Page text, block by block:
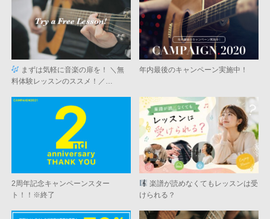
まずは気軽に音楽の扉を！ ＼無
料体験レッスンのススメ！／…
年内最後のキャンペーン実施中！
2周年記念キャンペーンスター
ト！！※終了
楽譜が読めなくてもレッスンは受
けられる？